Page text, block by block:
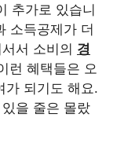
추가로 있습니
소득공제가 더
서 소비의 경
런 혜택들은 오
가 되기도 해요.
을 줄은 몰랐